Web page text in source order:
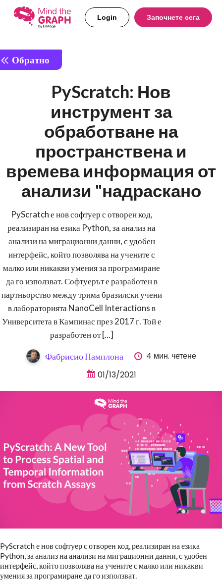
Login Започнете сега
Обратно
PyScratch: Нов
инструмент за
обработване на
пространствена и
времева информация от
анализи "надраскано
PyScratch е нов софтуер с отворен код,
реализиран на езика Python, за анализ на
анализи на миграционни данни, с удобен
интерфейс, който позволява на учените с
малко или никакви умения за програмиране
да го използват. Софтуерът е разработен в
партньорство между трима бразилски учени
в лабораторията NanoCell Interactions в
Университета в Кампинас през 2017 г. Той е
разработен от [...]
Фабрисио Памплона
4 мин. четене
01/13/2021
PyScratch е нов софтуер с отворен код, реализиран на езика
Python, за анализ на анализи на миграционни данни, с удобен
интерфейс, който позволява на учените с малко или никакви
умения за програмиране да го използват.